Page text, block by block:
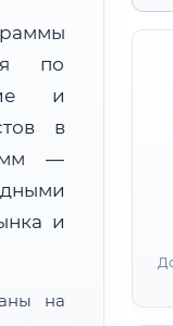
по
и
в
—
и
на